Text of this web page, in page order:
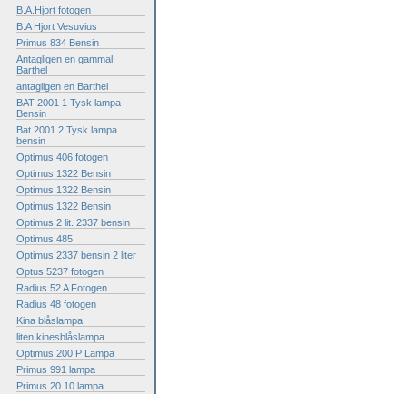
B.A.Hjort fotogen
B.A Hjort Vesuvius
Primus 834 Bensin
Antagligen en gammal
Barthel
antagligen en Barthel
BAT 2001 1 Tysk lampa
Bensin
Bat 2001 2 Tysk lampa
bensin
Optimus 406 fotogen
Optimus 1322 Bensin
Optimus 1322 Bensin
Optimus 1322 Bensin
Optimus 2 lit. 2337 bensin
Optimus 485
Optimus 2337 bensin 2 liter
Optus 5237 fotogen
Radius 52 A Fotogen
Radius 48 fotogen
Kina blåslampa
liten kinesblåslampa
Optimus 200 P Lampa
Primus 991 lampa
Primus 20 10 lampa